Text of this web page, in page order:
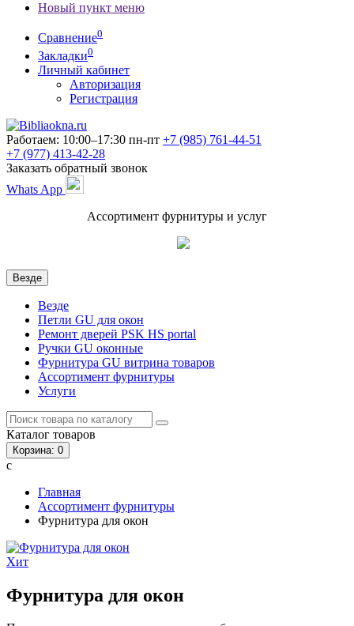
Новый пункт меню
Сравнение0
Закладки0
Личный кабинет
Авторизация
Регистрация
Работаем: 10:00–17:30 пн-пт +7 (985) 761-44-51
+7 (977) 413-42-28
Заказать обратный звонок
Whats App
Ассортимент фурнитуры и услуг
Везде
Везде
Петли GU для окон
Ремонт дверей PSK HS portal
Ручки GU оконные
Фурнитура GU витрина товаров
Ассортимент фурнитуры
Услуги
Каталог товаров
Корзина: 0
с
Главная
Ассортимент фурнитуры
Фурнитура для окон
Хит
Фурнитура для окон